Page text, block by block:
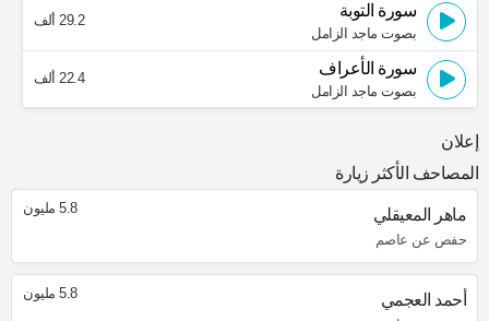
سورة التوبة
بصوت ماجد الزامل
29.2 ألف
سورة الأعراف
بصوت ماجد الزامل
22.4 ألف
إعلان
المصاحف الأكثر زيارة
ماهر المعيقلي
حفص عن عاصم
5.8 مليون
أحمد العجمي 5.8 مليون